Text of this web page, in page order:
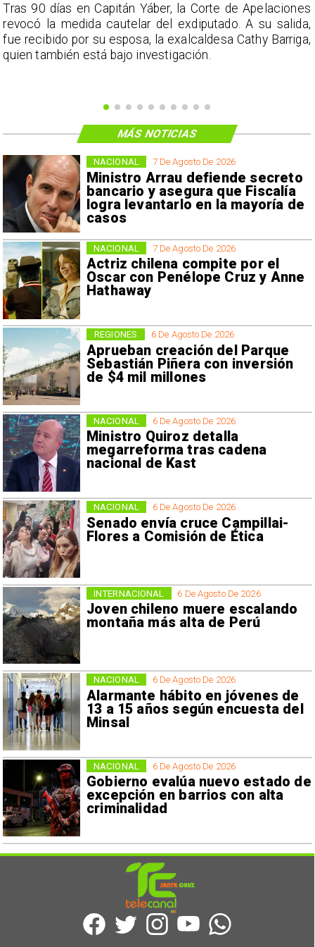
Tras 90 días en Capitán Yáber, la Corte de Apelaciones
revocó la medida cautelar del exdiputado. A su salida,
fue recibido por su esposa, la exalcaldesa Cathy Barriga,
quien también está bajo investigación.
7 De Agosto De 2026
Ministro Arrau defiende secreto
bancario y asegura que Fiscalía
logra levantarlo en la mayoría de
casos
NACIONAL
7 De Agosto De 2026
Actriz chilena compite por el
Oscar con Penélope Cruz y Anne
Hathaway
NACIONAL
6 De Agosto De 2026
Aprueban creación del Parque
Sebastián Piñera con inversión
de $4 mil millones
REGIONES
6 De Agosto De 2026
Ministro Quiroz detalla
megarreforma tras cadena
nacional de Kast
NACIONAL
6 De Agosto De 2026
Senado envía cruce Campillai-
Flores a Comisión de Ética
NACIONAL
6 De Agosto De 2026
Joven chileno muere escalando
montaña más alta de Perú
INTERNACIONAL
6 De Agosto De 2026
Alarmante hábito en jóvenes de
13 a 15 años según encuesta del
Minsal
NACIONAL
6 De Agosto De 2026
Gobierno evalúa nuevo estado de
excepción en barrios con alta
criminalidad
NACIONAL
MÁS NOTICIAS